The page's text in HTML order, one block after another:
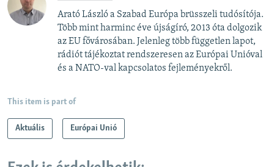
Arató László a Szabad Európa brüsszeli tudósítója.
Több mint harminc éve újságíró, 2013 óta dolgozik
az EU fővárosában. Jelenleg több független lapot,
rádiót tájékoztat rendszeresen az Európai Unióval
és a NATO-val kapcsolatos fejleményekről.
This item is part of
Aktuális Európai Unió